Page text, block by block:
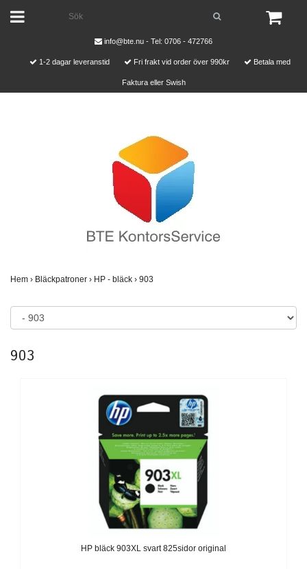
info@bte.nu - Tel: 0706 - 472766
1-2 dagar leveranstid Fri frakt vid order över 990kr Betala med
Faktura eller Swish
Hem › Bläckpatroner › HP - bläck › 903
903
HP bläck 903XL svart 825sidor original